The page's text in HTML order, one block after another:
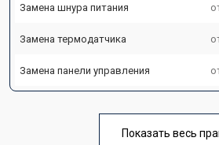
Замена шнура питания
Замена термодатчика
Замена панели управления
Показать весь